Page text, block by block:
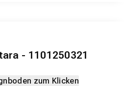
- 1101250321
zum Klicken